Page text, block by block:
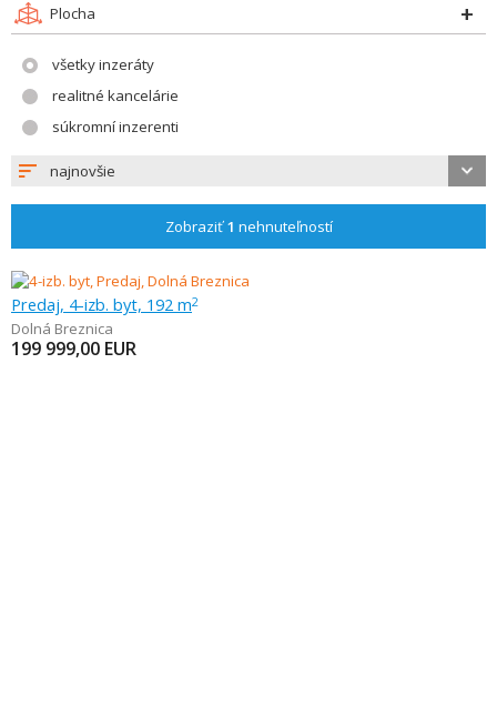
Plocha
všetky inzeráty
realitné kancelárie
súkromní inzerenti
najnovšie
Zobraziť1 nehnuteľností
Predaj, 4-izb. byt, 192 m2
Dolná Breznica
199 999,00 EUR